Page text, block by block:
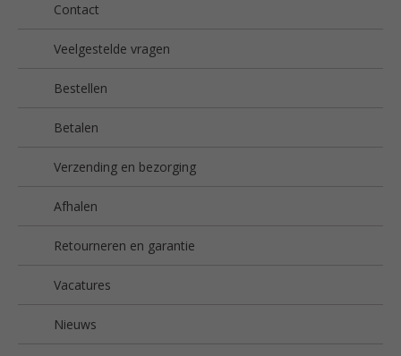
Contact
Veelgestelde vragen
Bestellen
Betalen
Verzending en bezorging
Afhalen
Retourneren en garantie
Vacatures
Nieuws